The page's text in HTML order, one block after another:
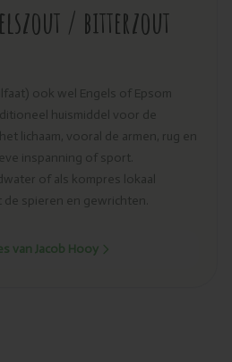
/ bitterzout
ook wel Engels of Epsom
huismiddel voor de
lichaam, vooral de armen, rug en
inspanning of sport.
of als kompres lokaal
spieren en gewrichten.
van Jacob Hooy